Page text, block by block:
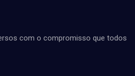
com o compromisso que todos